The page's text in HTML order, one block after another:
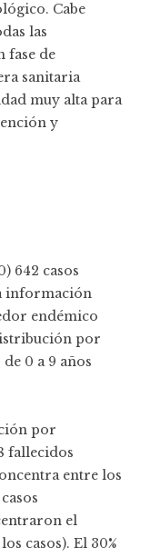
Cabe
las
fase de
sanitaria
muy alta para
y
642 casos
información
endémico
por
0 a 9 años
por
fallecidos
entre los
el
casos). El 30%